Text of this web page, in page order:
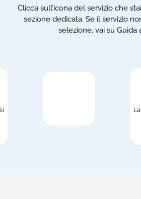
Clicca sull’icona del servizio che
sezione dedicata. Se il servizio
selezione, vai su Guida